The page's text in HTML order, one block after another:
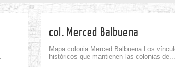
col. Merced Balbuena
Mapa colonia Merced Balbuena Los
históricos que mantienen las colonias de...